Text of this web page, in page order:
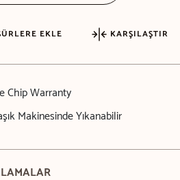
EKLE KARŞILAŞTIR
Chip Warranty
Makinesinde Yıkanabilir